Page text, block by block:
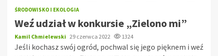
ŚRODOWISKO I EKOLOGIA
Weź udział w konkursie „Zielono mi”
Kamil Chmielewski 29 czerwca 2022 1324
Jeśli kochasz swój ogród, pochwal się jego pięknem i weź